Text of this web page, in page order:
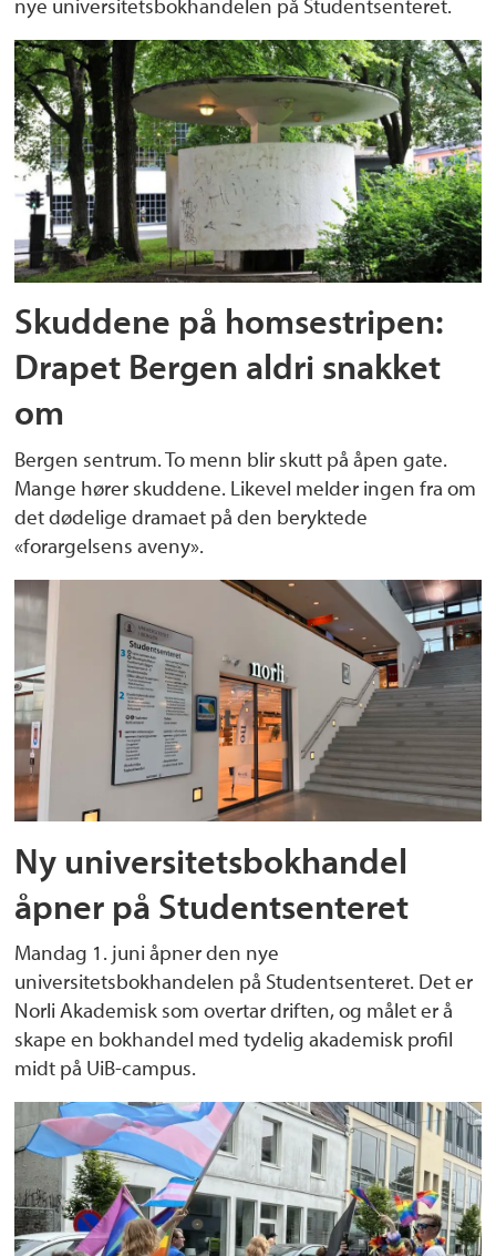
nye universitetsbokhandelen på Studentsenteret.
Skuddene på homsestripen:
Drapet Bergen aldri snakket
om
Bergen sentrum. To menn blir skutt på åpen gate.
Mange hører skuddene. Likevel melder ingen fra om
det dødelige dramaet på den beryktede
«forargelsens aveny».
Ny universitetsbokhandel
åpner på Studentsenteret
Mandag 1. juni åpner den nye
universitetsbokhandelen på Studentsenteret. Det er
Norli Akademisk som overtar driften, og målet er å
skape en bokhandel med tydelig akademisk profil
midt på UiB-campus.